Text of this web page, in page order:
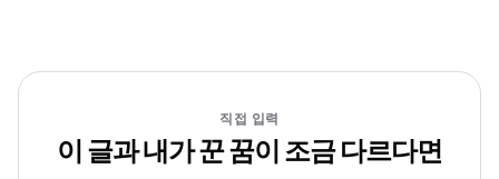
직접 입력
이 글과 내가 꾼 꿈이 조금 다르다면